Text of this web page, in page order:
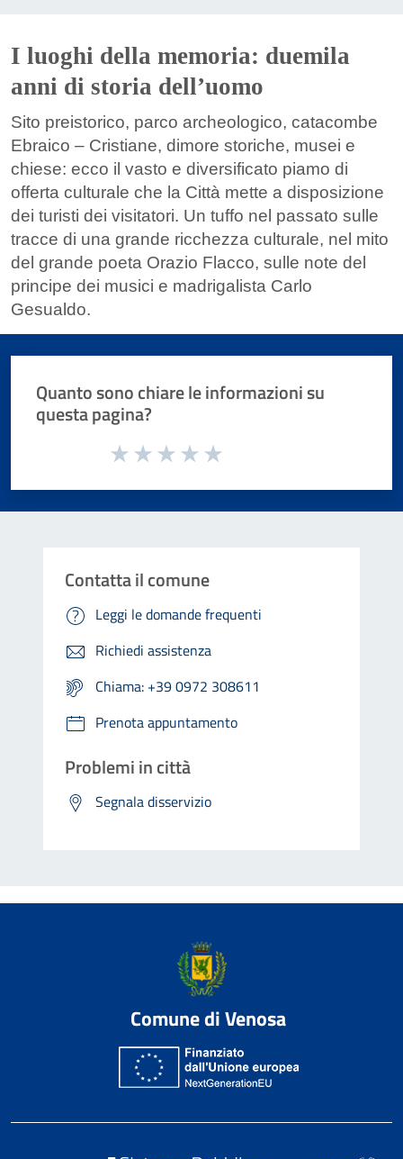
I luoghi della memoria: duemila
anni di storia dell’uomo
Sito preistorico, parco archeologico, catacombe
Ebraico – Cristiane, dimore storiche, musei e
chiese: ecco il vasto e diversificato piamo di
offerta culturale che la Città mette a disposizione
dei turisti dei visitatori. Un tuffo nel passato sulle
tracce di una grande ricchezza culturale, nel mito
del grande poeta Orazio Flacco, sulle note del
principe dei musici e madrigalista Carlo
Gesualdo.
Quanto sono chiare le informazioni su
questa pagina?
Valuta da 1 a 5 stelle la pagina
Contatta il comune
Leggi le domande frequenti
Richiedi assistenza
Chiama: +39 0972 308611
Prenota appuntamento
Problemi in città
Segnala disservizio
Comune di Venosa